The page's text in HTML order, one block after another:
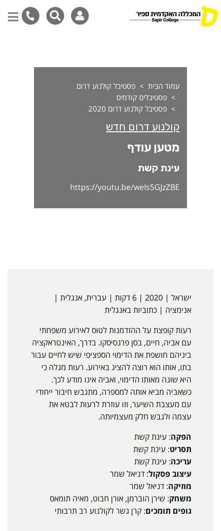
עמוד הבית
פסטיבל קולנוע דרום
פסטיבלים קודמים
פסטיבל קולנוע דרום 2020
קולנוע דרום חדש
מטען עודף
עינת קשת
https://youtu.be/weIs5GJzZBE
ישראל | 2020 | 6 דקות | עברית, אנגלית |
אנימציה | כתוביות באנגלית
רעות קופצת על ההזדמנות לטוס לאירוע משפחתי
עם אביה, חיים, בסן פרנסיסקו. בדרך, האינטראקציה
ביניהם חושפת את הדימוי הספציפי שיש לחיים עבור
בתו, אותו הוא רוצה להציג באירוע. רעות מגלה כי
היא שונה מאותו הדימוי, ואביה אינו מודע לכך.
כשאביה מביא אותה למספרה, מתגבש חיבור ייחודי
עם מעצבת השיער, וזו עוזרת לרעות לבטא את
עצמה ולגבש חלק מעצמיותה.
הפקה: עינת קשת
תסריט: עינת קשת
עריכה: עינת קשת
עיצוב פסקול: דניאל שמר
מוזיקה: דניאל שמר
משחק: שירן הוברמן, אורן חבוט, מאיה תומאס
גופים תומכים: קרן גשר לקולנוע רב תרבותי